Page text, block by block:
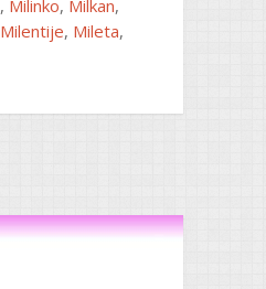
, Milinko, Milkan,
Milentije, Mileta,